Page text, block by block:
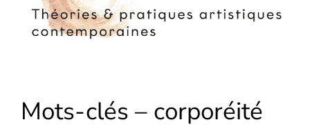
Mots-clés – corporéité